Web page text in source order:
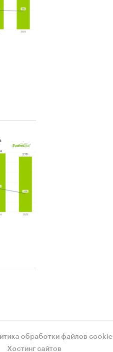
обработки файлов cookie
Хостинг сайтов